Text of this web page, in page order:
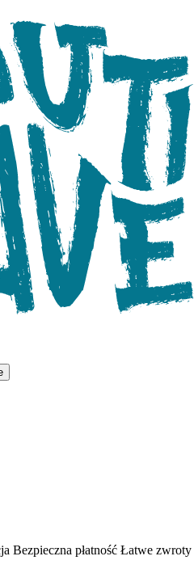
Bezpieczna płatność Łatwe zwroty